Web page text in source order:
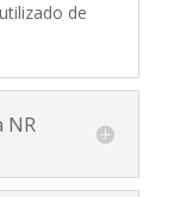
de
NR